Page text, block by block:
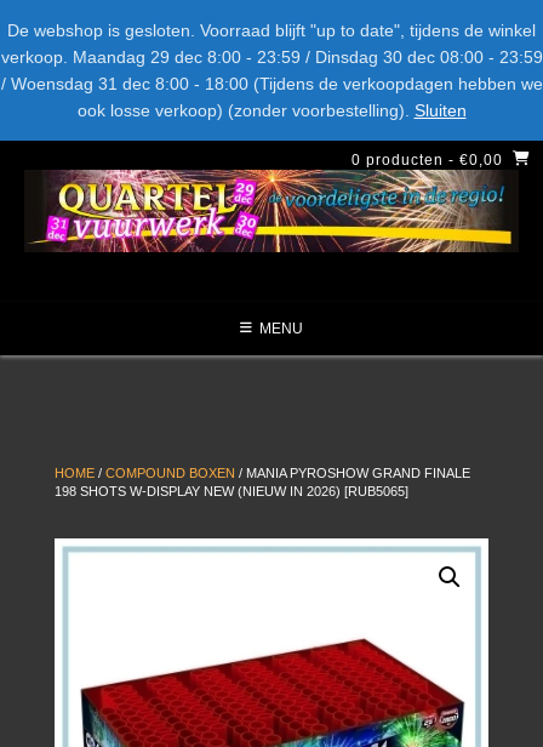
De webshop is gesloten. Voorraad blijft "up to date", tijdens de winkel
verkoop. Maandag 29 dec 8:00 - 23:59 / Dinsdag 30 dec 08:00 - 23:59
/ Woensdag 31 dec 8:00 - 18:00 (Tijdens de verkoopdagen hebben we
ook losse verkoop) (zonder voorbestelling). Sluiten
naar
inhoud
LEVERANCIERS TYPE AANBIEDINGEN CATEGORIE
NIEUW DIT JAAR
MENU
0 producten - €0,00
HOME / COMPOUND BOXEN / MANIA PYROSHOW GRAND FINALE
198 SHOTS W-DISPLAY NEW (NIEUW IN 2026) [RUB5065]